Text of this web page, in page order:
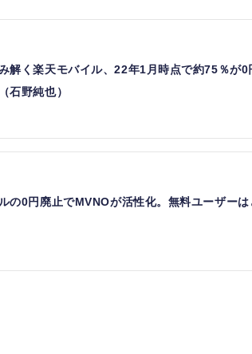
解く楽天モバイル、22年1月時点で約75％が
石野純也）
の0円廃止でMVNOが活性化。無料ユーザーは